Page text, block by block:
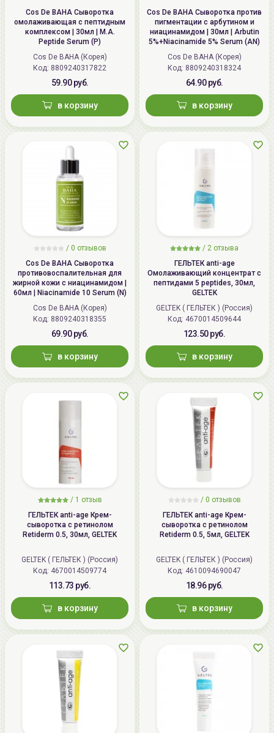
Cos De BAHA Сыворотка
омолаживающая с пептидным
комплексом | 30мл | M.A.
Peptide Serum (P)
Cos De BAHA (Корея)
Код: 8809240317822
59.90 руб.
в корзину
Cos De BAHA Сыворотка против
пигментации с арбутином и
ниацинамидом | 30мл | Arbutin
5%+Niacinamide 5% Serum (AN)
Cos De BAHA (Корея)
Код: 8809240318324
64.90 руб.
в корзину
/ 0 отзывов
Cos De BAHA Сыворотка
противовоспалительная для
жирной кожи с ниацинамидом |
60мл | Niacinamide 10 Serum (N)
Cos De BAHA (Корея)
Код: 8809240318355
69.90 руб.
в корзину
/ 2 отзыва
ГЕЛЬТЕК anti-age
Омолаживающий концентрат с
пептидами 5 peptides, 30мл,
GELTEK
GELTEK ( ГЕЛЬТЕК ) (Россия)
Код: 4670014509644
123.50 руб.
в корзину
/ 1 отзыв
ГЕЛЬТЕК anti-age Крем-
сыворотка с ретинолом
Retiderm 0.5, 30мл, GELTEK
GELTEK ( ГЕЛЬТЕК ) (Россия)
Код: 4670014509774
113.73 руб.
в корзину
/ 0 отзывов
ГЕЛЬТЕК anti-age Крем-
сыворотка с ретинолом
Retiderm 0.5, 5мл, GELTEK
GELTEK ( ГЕЛЬТЕК ) (Россия)
Код: 4610094690047
18.96 руб.
в корзину